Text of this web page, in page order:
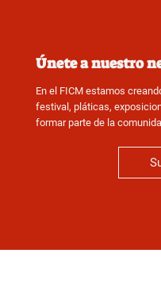
Únete a nuestro
En el FICM estamos
festival, pláticas,
formar parte de la